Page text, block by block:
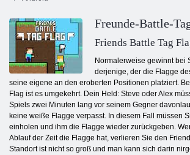
Freunde-Battle-
Friends Battle Tag
Normalerweise gewinnt bei
derjenige, der die Flagge
seine eigene an den eroberten Positionen platziert.
Flag ist es umgekehrt. Dein Held: Steve oder Alex
Spiels zwei Minuten lang vor seinem Gegner
keine weiße Flagge verpasst. In diesem Fall müssen
einholen und ihm die Flagge wieder zurückgeben.
Ablauf der Zeit die Flagge hat, verlieren Sie den
Standort ist nicht so groß und man kann sich darin